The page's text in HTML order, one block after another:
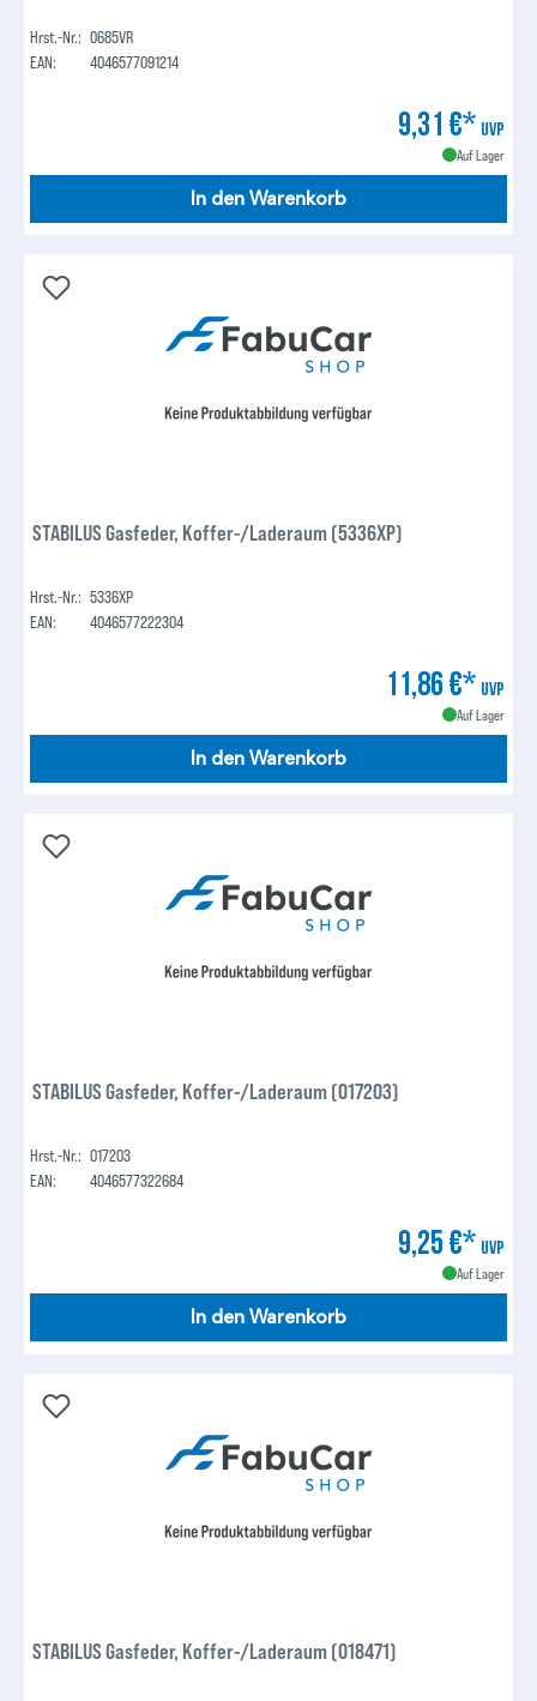
Hrst.-Nr.: 0685VR
EAN:
4046577091214
9,31 €* UVP
Auf Lager
In den Warenkorb
STABILUS Gasfeder, Koffer-/Laderaum (5336XP)
Hrst.-Nr.: 5336XP
EAN:
4046577222304
11,86 €* UVP
Auf Lager
In den Warenkorb
STABILUS Gasfeder, Koffer-/Laderaum (017203)
Hrst.-Nr.: 017203
EAN:
4046577322684
9,25 €* UVP
Auf Lager
In den Warenkorb
STABILUS Gasfeder, Koffer-/Laderaum (018471)